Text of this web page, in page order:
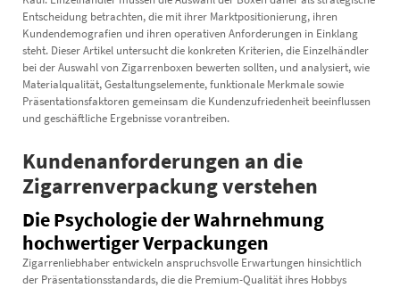
Entscheidung betrachten, die mit ihrer Marktpositionierung, ihren
Kundendemografien und ihren operativen Anforderungen in Einklang
steht. Dieser Artikel untersucht die konkreten Kriterien, die Einzelhändler
bei der Auswahl von Zigarrenboxen bewerten sollten, und analysiert, wie
Materialqualität, Gestaltungselemente, funktionale Merkmale sowie
Präsentationsfaktoren gemeinsam die Kundenzufriedenheit beeinflussen
und geschäftliche Ergebnisse vorantreiben.
Kundenanforderungen an die
Zigarrenverpackung verstehen
Die Psychologie der Wahrnehmung
hochwertiger Verpackungen
Zigarrenliebhaber entwickeln anspruchsvolle Erwartungen hinsichtlich
der Präsentationsstandards, die die Premium-Qualität ihres Hobbys